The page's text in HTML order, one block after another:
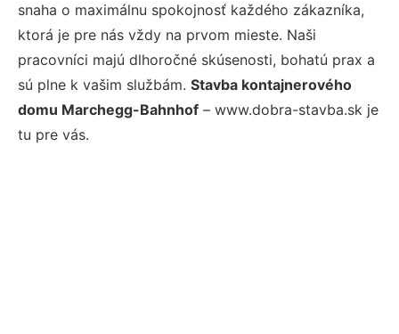
snaha o maximálnu spokojnosť každého zákazníka,
ktorá je pre nás vždy na prvom mieste. Naši
pracovníci majú dlhoročné skúsenosti, bohatú prax a
sú plne k vašim službám. Stavba kontajnerového
domu Marchegg-Bahnhof – www.dobra-stavba.sk je
tu pre vás.